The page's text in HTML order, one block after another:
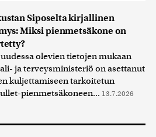
Siposelta kirjallinen
Miksi pienmetsäkone on
olevien tietojen mukaan
ja terveysministeriö on asettanut
kuljettamiseen tarkoitetun
pienmetsäkoneen... 13.7.2026